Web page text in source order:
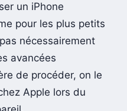
un iPhone
pour les plus petits
nécessairement
avancées
de procéder, on le
Apple lors du